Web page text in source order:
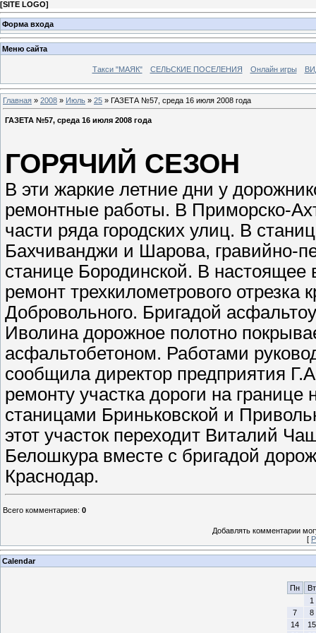
[SITE LOGO]
Форма входа
Меню сайта
Такси "МАЯК" СЕЛЬСКИЕ ПОСЕЛЕНИЯ Онлайн игры
Главная » 2008 » Июль » 25 » ГАЗЕТА №57, среда 16 июля 2008 года
ГАЗЕТА №57, среда 16 июля 2008 года
ГОРЯЧИЙ СЕЗОН
В эти жаркие летние дни у
ремонтные работы. В Приморско-
части ряда городских улиц. В
Бахчиванджи и Шарова, гравийно-
станице Бородинской. В
ремонт трехкилометрового отрезка
Добровольного. Бригадой
Иволина дорожное полотно
асфальтобетоном. Работами
сообщила директор предприятия
ремонту участка дороги на
станицами Бриньковской и
этот участок переходит Виталий
Белошкура вместе с бригадой
Краснодар.
Всего комментариев: 0
Добавлять комментарии
[
Calendar
Пн
Вт
1
7
8
14
15